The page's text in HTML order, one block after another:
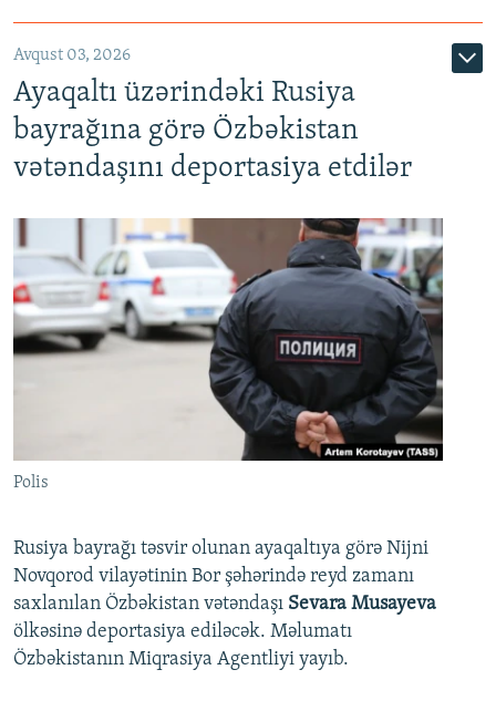
Avqust 03, 2026
Ayaqaltı üzərindəki Rusiya
bayrağına görə Özbəkistan
vətəndaşını deportasiya etdilər
Polis
Rusiya bayrağı təsvir olunan ayaqaltıya görə Nijni
Novqorod vilayətinin Bor şəhərində reyd zamanı
saxlanılan Özbəkistan vətəndaşı Sevara Musayeva
ölkəsinə deportasiya ediləcək. Məlumatı
Özbəkistanın Miqrasiya Agentliyi yayıb.